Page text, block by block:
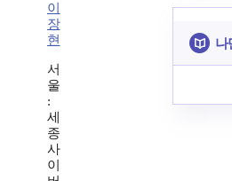
이
장
현
서
울
:
세
종
사
이
나